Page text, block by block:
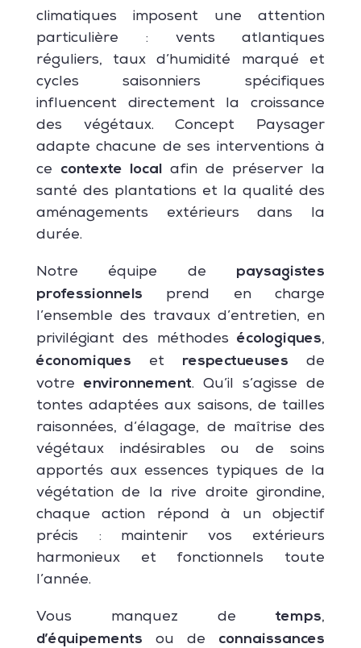
climatiques imposent une attention
particulière : vents atlantiques
réguliers, taux d’humidité marqué et
cycles saisonniers spécifiques
influencent directement la croissance
des végétaux. Concept Paysager
adapte chacune de ses interventions à
ce contexte local
afin de préserver la
santé des plantations et la qualité des
aménagements extérieurs dans la
durée.
Notre équipe de paysagistes
professionnels prend en charge
l’ensemble des travaux d’entretien, en
privilégiant des méthodesécologiques,
économiques et respectueuses de
votre environnement. Qu’il s’agisse de
tontes adaptées aux saisons, de tailles
raisonnées, d’élagage, de maîtrise des
végétaux indésirables ou de soins
apportés aux essences typiques de la
végétation de la rive droite girondine,
chaque action répond à un objectif
précis : maintenir vos extérieurs
harmonieux et fonctionnels toute
l’année.
Vous manquez detemps,
d’équipements ou de connaissances